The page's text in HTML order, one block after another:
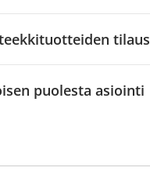
tilaus
puolesta asiointi